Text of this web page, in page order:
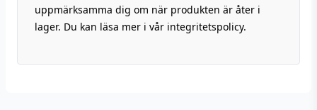
uppmärksamma dig om när produkten är åter i
lager. Du kan läsa mer i vår integritetspolicy.